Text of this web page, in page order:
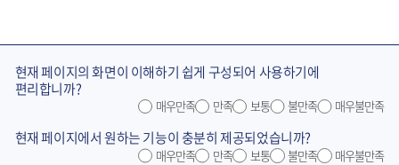
현재 페이지의 화면이 이해하기 쉽게 구성되어 사용하기에
편리합니까?
매우만족 만족 보통 불만족 매우불만족
현재 페이지에서 원하는 기능이 충분히 제공되었습니까?
매우만족 만족 보통 불만족 매우불만족